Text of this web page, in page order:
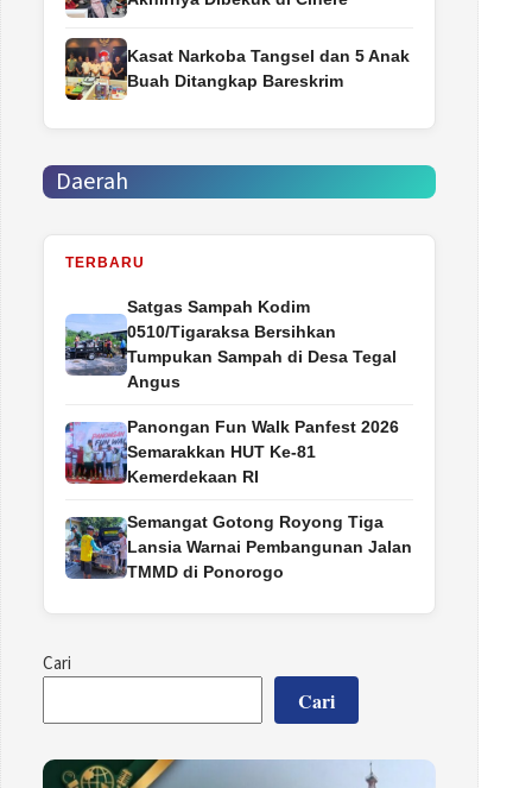
Kasat Narkoba Tangsel dan 5 Anak
Buah Ditangkap Bareskrim
Daerah
TERBARU
Satgas Sampah Kodim
0510/Tigaraksa Bersihkan
Tumpukan Sampah di Desa Tegal
Angus
Panongan Fun Walk Panfest 2026
Semarakkan HUT Ke-81
Kemerdekaan RI
Semangat Gotong Royong Tiga
Lansia Warnai Pembangunan Jalan
TMMD di Ponorogo
Cari
Cari